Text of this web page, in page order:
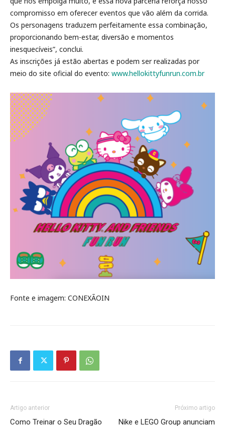
compromisso em oferecer eventos que vão além da corrida.
Os personagens traduzem perfeitamente essa combinação,
proporcionando bem-estar, diversão e momentos
inesquecíveis”, conclui.
As inscrições já estão abertas e podem ser realizadas por
meio do site oficial do evento: www.hellokittyfunrun.com.br
Fonte e imagem: CONEXÃOIN
Artigo anterior
Como Treinar o Seu Dragão
Próximo artigo
Nike e LEGO Group anunciam